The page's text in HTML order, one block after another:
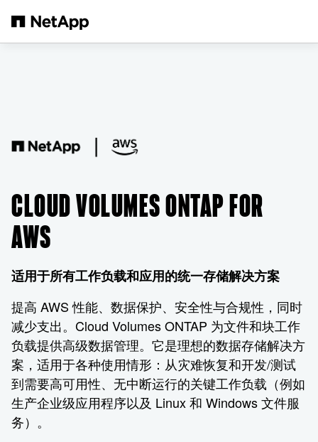
CLOUD VOLUMES ONTAP FOR
AWS
适用于所有工作负载和应用的统一存储解决方案
提高 AWS 性能、数据保护、安全性与合规性，同时
减少支出。Cloud Volumes ONTAP 为文件和块工作
负载提供高级数据管理。它是理想的数据存储解决方
案，适用于各种使用情形：从灾难恢复和开发/测试
到需要高可用性、无中断运行的关键工作负载（例如
生产企业级应用程序以及 Linux 和 Windows 文件服
务）。